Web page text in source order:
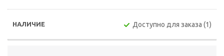
Доступно для заказа (1)